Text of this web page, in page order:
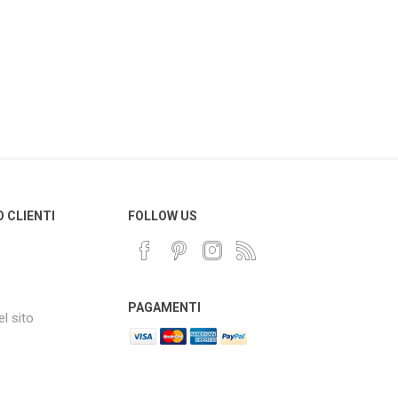
CLIENTI
sito
FOLLOW US
PAGAMENTI